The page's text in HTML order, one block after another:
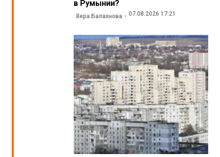
в Румынии?
Вера Балахнова 07.08.2026 17:21